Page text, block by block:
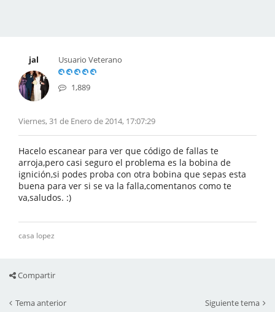
jal Usuario Veterano
1,889
Viernes, 31 de Enero de 2014, 17:07:29
Hacelo escanear para ver que código de fallas te
arroja,pero casi seguro el problema es la bobina de
ignición,si podes proba con otra bobina que sepas esta
buena para ver si se va la falla,comentanos como te
va,saludos. :)
casa lopez
Compartir
Tema anterior Siguiente tema